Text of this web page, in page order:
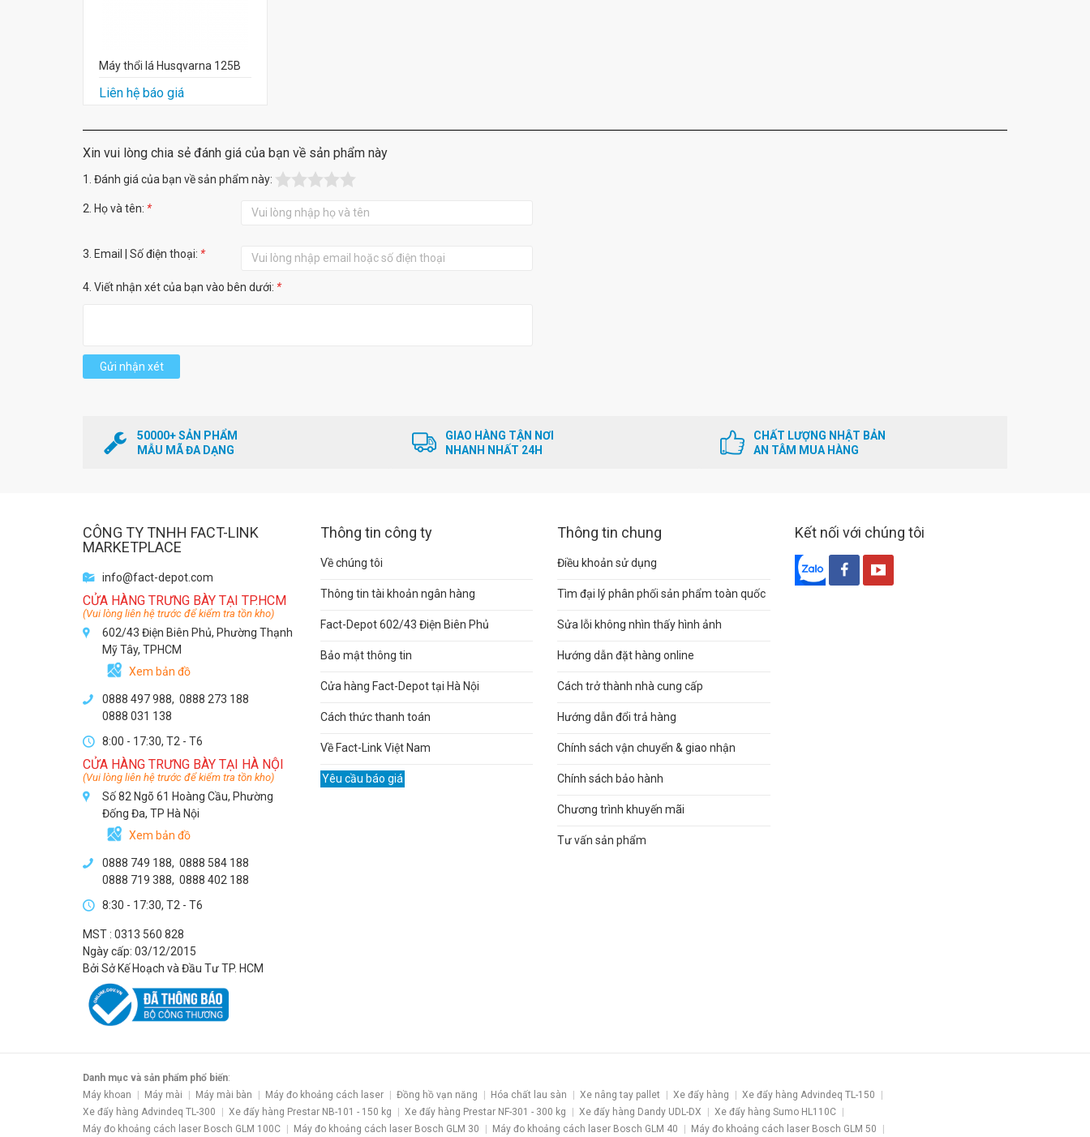
Máy thổi lá Husqvarna 125B
Liên hệ báo giá
Xin vui lòng chia sẻ đánh giá của bạn về sản phẩm này
1. Đánh giá của bạn về sản phẩm này:
2. Họ và tên: *
3. Email | Số điện thoại: *
4. Viết nhận xét của bạn vào bên dưới: *
Gửi nhận xét
50000+ SẢN PHẨM
MẪU MÃ ĐA DẠNG
GIAO HÀNG TẬN NƠI
NHANH NHẤT 24H
CHẤT LƯỢNG NHẬT BẢN
AN TÂM MUA HÀNG
CÔNG TY TNHH FACT-LINK
MARKETPLACE
info@fact-depot.com
CỬA HÀNG TRƯNG BÀY TẠI TP.HCM
(Vui lòng liên hệ trước để kiểm tra tồn kho)
602/43 Điện Biên Phủ, Phường Thạnh
Mỹ Tây, TPHCM
Xem bản đồ
0888 497 988, 0888 273 188
0888 031 138
8:00 - 17:30, T2 - T6
CỬA HÀNG TRƯNG BÀY TẠI HÀ NỘI
(Vui lòng liên hệ trước để kiểm tra tồn kho)
Số 82 Ngõ 61 Hoàng Cầu, Phường
Đống Đa, TP Hà Nội
Xem bản đồ
0888 749 188, 0888 584 188
0888 719 388, 0888 402 188
8:30 - 17:30, T2 - T6
MST : 0313 560 828
Ngày cấp: 03/12/2015
Bởi Sở Kế Hoạch và Đầu Tư TP. HCM
Thông tin công ty
Về chúng tôi
Thông tin tài khoản ngân hàng
Fact-Depot 602/43 Điện Biên Phủ
Bảo mật thông tin
Cửa hàng Fact-Depot tại Hà Nội
Cách thức thanh toán
Về Fact-Link Việt Nam
Yêu cầu báo giá
Thông tin chung
Điều khoản sử dụng
Tìm đại lý phân phối sản phẩm toàn quốc
Sửa lỗi không nhìn thấy hình ảnh
Hướng dẫn đặt hàng online
Cách trở thành nhà cung cấp
Hướng dẫn đổi trả hàng
Chính sách vận chuyển & giao nhận
Chính sách bảo hành
Chương trình khuyến mãi
Tư vấn sản phẩm
Kết nối với chúng tôi
Danh mục và sản phẩm phổ biến:
Máy khoan
Máy mài Máy mài bàn Máy đo khoảng cách laser Đồng hồ vạn năng Hóa chất lau sàn Xe nâng tay pallet Xe đẩy hàng
Xe đẩy hàng Advindeq TL-150
Xe đẩy hàng Advindeq TL-300
Xe đẩy hàng Prestar NB-101 - 150 kg Xe đẩy hàng Prestar NF-301 - 300 kg Xe đẩy hàng Dandy UDL-DX
Xe đẩy hàng Sumo HL110C
Máy đo khoảng cách laser Bosch GLM 100C
Máy đo khoảng cách laser Bosch GLM 30 Máy đo khoảng cách laser Bosch GLM 40 Máy đo khoảng cách laser Bosch GLM 50